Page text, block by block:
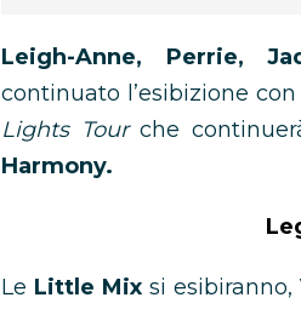
Leigh-Anne, Perrie,
continuato l’esibizione
Lights Tourche
Harmony.
Le Little Mixsi esibiranno,